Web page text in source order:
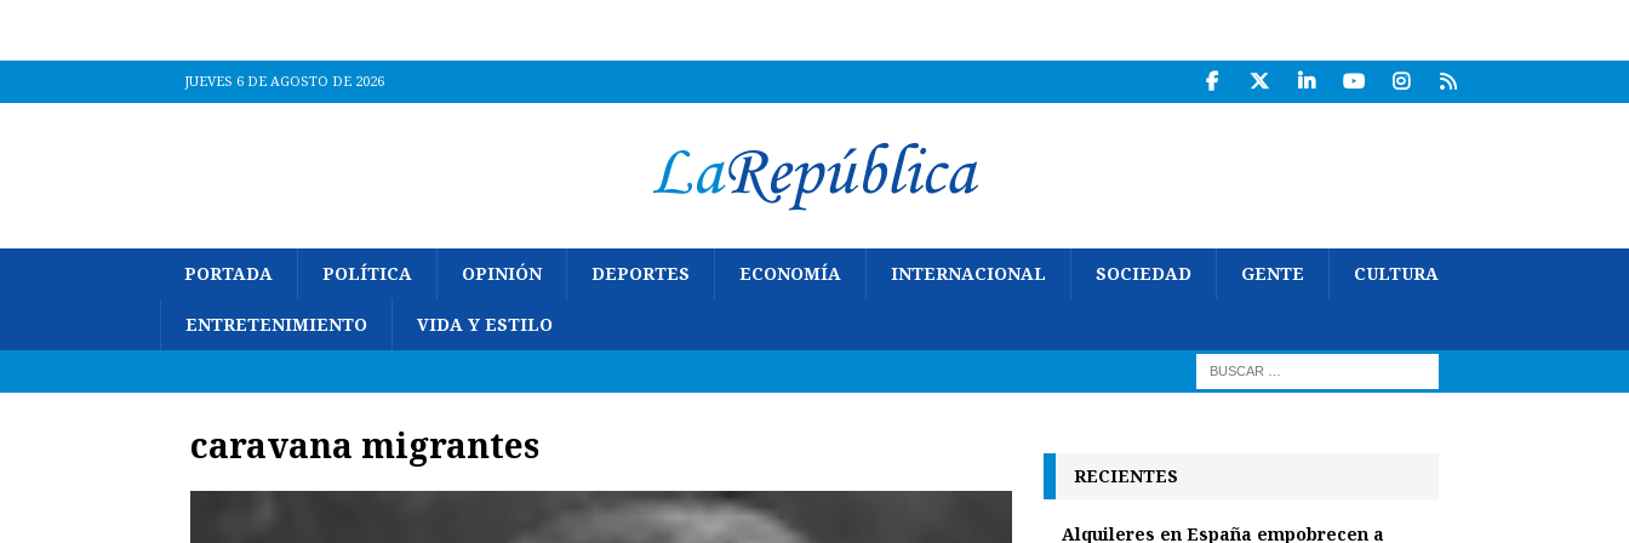
JUEVES 6 DE AGOSTO DE 2026
PORTADA POLÍTICA OPINIÓN DEPORTES ECONOMÍA INTERNACIONAL SOCIEDAD GENTE CULTURA
ENTRETENIMIENTO VIDA Y ESTILO
caravana migrantes
RECIENTES
Alquileres en España empobrecen a